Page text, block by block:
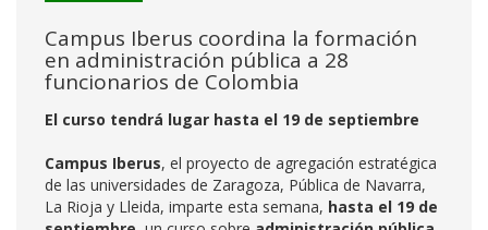
Campus Iberus coordina la formación
en administración pública a 28
funcionarios de Colombia
El curso tendrá lugar hasta el 19 de septiembre
Campus Iberus, el proyecto de agregación estratégica
de las universidades de Zaragoza, Pública de Navarra,
La Rioja y Lleida, imparte esta semana, hasta el 19 de